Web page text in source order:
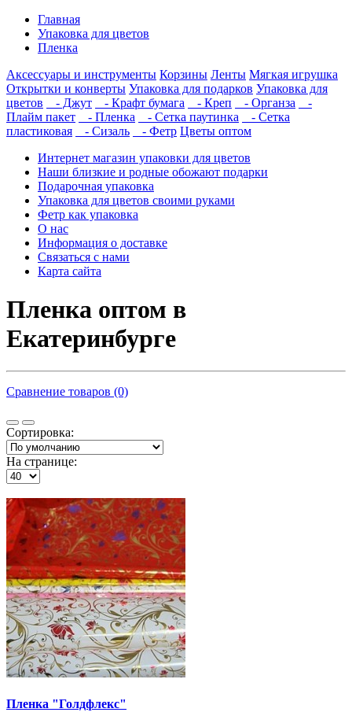
Главная
Упаковка для цветов
Пленка
Аксессуары и инструменты Корзины Ленты Мягкая игрушка
Открытки и конверты Упаковка для подарков Упаковка для
цветов
- Джут - Крафт бумага - Креп - Органза
-
Плайм пакет
- Пленка - Сетка паутинка
- Сетка
пластиковая
- Сизаль - Фетр Цветы оптом
Интернет магазин упаковки для цветов
Наши близкие и родные обожают подарки
Подарочная упаковка
Упаковка для цветов своими руками
Фетр как упаковка
О нас
Информация о доставке
Связаться с нами
Карта сайта
Пленка оптом в
Екатеринбурге
Сравнение товаров (0)
Сортировка:
На странице:
Пленка "Голдфлекс"